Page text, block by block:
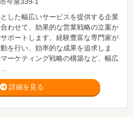
した幅広いサービスを提供する企業
わせて、効果的な営業戦略の立案か
ポートします。経験豊富な専門家が
を行い、効率的な成果を追求しま
ーケティング戦略の構築など、幅広
詳細を見る